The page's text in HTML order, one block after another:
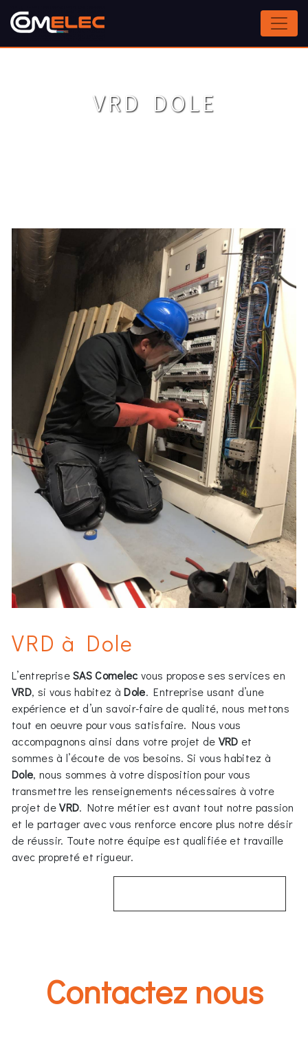
Panneau de gestion des cookies
VRD DOLE
VRD à Dole
L’entrepriseSAS Comelecvous propose ses services en
VRD, si vous habitez àDole. Entreprise usant d’une
expérience et d’un savoir-faire de qualité, nous mettons
tout en oeuvre pour vous satisfaire. Nous vous
accompagnons ainsi dans votre projet de VRD et
sommes à l’écoute de vos besoins. Si vous habitez à
Dole, nous sommes à votre disposition pour vous
transmettre les renseignements nécessaires à votre
projet deVRD. Notre métier est avant tout notre passion
et le partager avec vous renforce encore plus notre désir
de réussir. Toute notre équipe est qualifiée et travaille
avec propreté et rigueur.
Contactez nous